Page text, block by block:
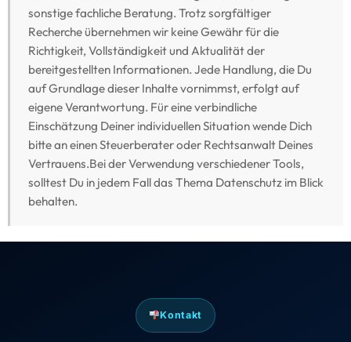
sonstige fachliche Beratung. Trotz sorgfältiger
Recherche übernehmen wir keine Gewähr für die
Richtigkeit, Vollständigkeit und Aktualität der
bereitgestellten Informationen. Jede Handlung, die Du
auf Grundlage dieser Inhalte vornimmst, erfolgt auf
eigene Verantwortung. Für eine verbindliche
Einschätzung Deiner individuellen Situation wende Dich
bitte an einen Steuerberater oder Rechtsanwalt Deines
Vertrauens.Bei der Verwendung verschiedener Tools,
solltest Du in jedem Fall das Thema Datenschutz im Blick
behalten.
Kontakt